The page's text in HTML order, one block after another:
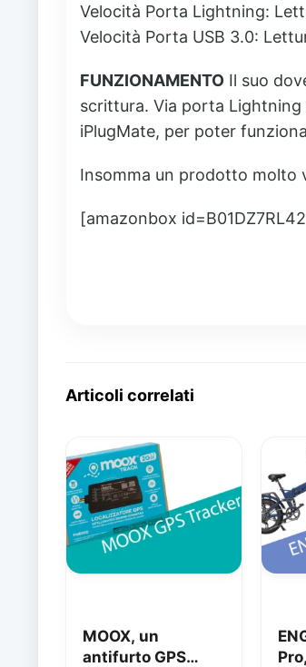
Velocità Porta Lightning:
Velocità Porta USB 3.0:
FUNZIONAMENTO Il suo
scrittura. Via porta Lightning
iPlugMate, per poter
Insomma un prodotto molto
[amazonbox
Articoli correlati
MOOX, un
antifurto GPS